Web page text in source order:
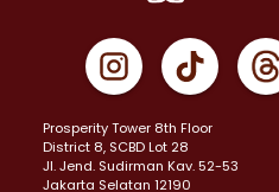
Properti Dijual di Gambir >
Properti Dijual di Johar Baru >
Properti Dijual di Menteng >
Properti Dijual di Senen >
Prosperity Tower 8th Floor
District 8, SCBD Lot 28
JI. Jend. Sudirman Kav. 52-53
Jakarta Selatan 12190